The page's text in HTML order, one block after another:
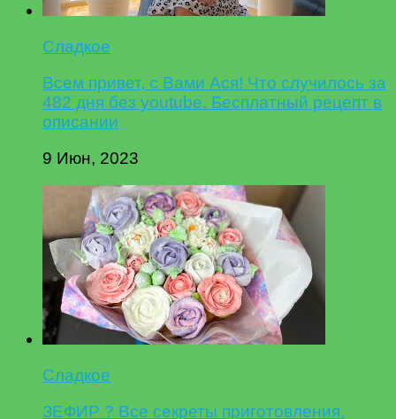
Сладкое
Всем привет, с Вами Ася! Что случилось за
482 дня без youtube. Бесплатный рецепт в
описании
9 Июн, 2023
Сладкое
ЗЕФИР ? Все секреты приготовления.